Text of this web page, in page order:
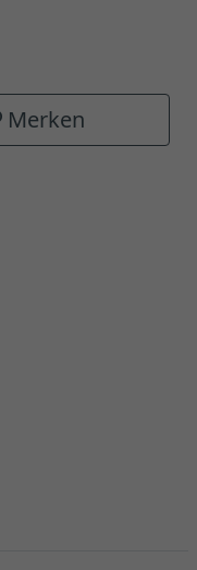
Merken